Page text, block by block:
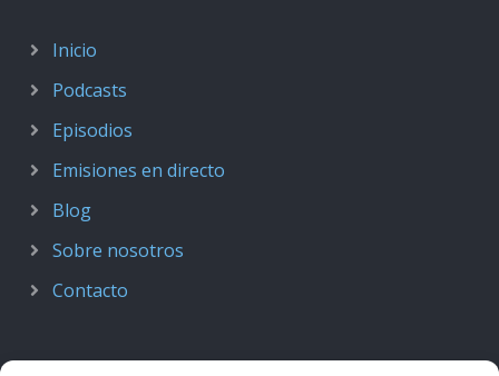
Inicio
Podcasts
Episodios
Emisiones en directo
Blog
Sobre nosotros
Contacto